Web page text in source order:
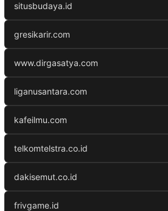
situsbudaya.id
gresikarir.com
www.dirgasatya.com
liganusantara.com
kafeilmu.com
telkomtelstra.co.id
dakisemut.co.id
frivgame.id